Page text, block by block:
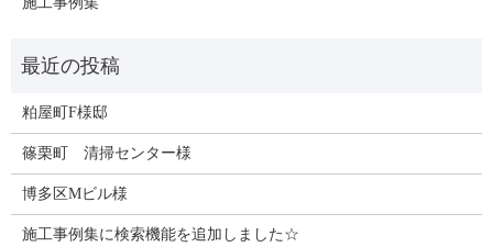
粕屋町F様邸
篠栗町 清掃センター様
博多区Mビル様
施工事例集に検索機能を追加しました☆